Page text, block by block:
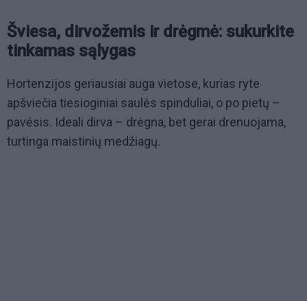
Šviesa, dirvožemis ir drėgmė: sukurkite
tinkamas sąlygas
Hortenzijos geriausiai auga vietose, kurias ryte
apšviečia tiesioginiai saulės spinduliai, o po pietų –
pavėsis. Ideali dirva – drėgna, bet gerai drenuojama,
turtinga maistinių medžiagų.